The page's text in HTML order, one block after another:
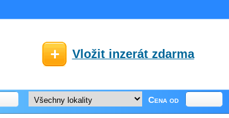
Vložit inzerát zdarma
Cena od